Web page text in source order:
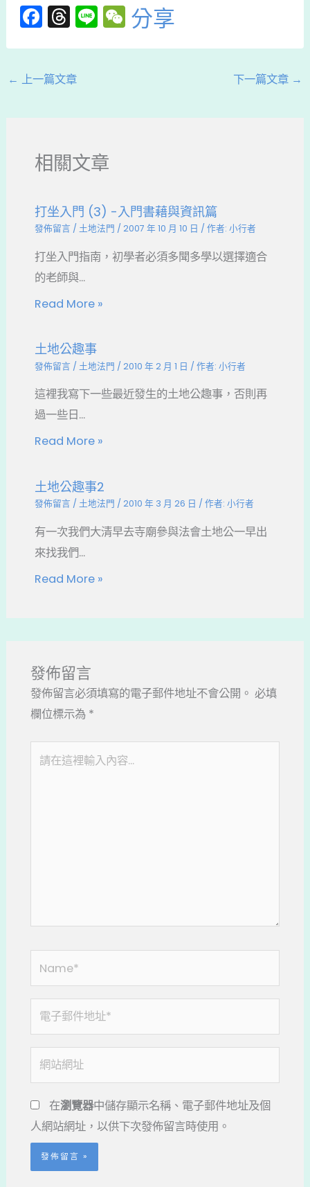
F
e
o
k
T
a
Li W
e
分享
← 上一篇文章 下一篇文章 →
相關文章
打坐入門 (3) -入門書藉與資訊篇
發佈留言 / 土地法門 / 2007 年 10 月 10 日 / 作者: 小行者
打坐入門指南，初學者必須多聞多學以選擇適合
的老師與...
Read More »
土地公趣事
發佈留言 / 土地法門 / 2010 年 2 月 1 日 / 作者: 小行者
這裡我寫下一些最近發生的土地公趣事，否則再
過一些日...
Read More »
土地公趣事2
發佈留言 / 土地法門 / 2010 年 3 月 26 日 / 作者: 小行者
有一次我們大清早去寺廟參與法會土地公一早出
來找我們...
Read More »
發佈留言
發佈留言必須填寫的電子郵件地址不會公開。 必填
欄位標示為 *
郵
件
址
*
網
址
在瀏覽器中儲存顯示名稱、電子郵件地址及個
人網站網址，以供下次發佈留言時使用。